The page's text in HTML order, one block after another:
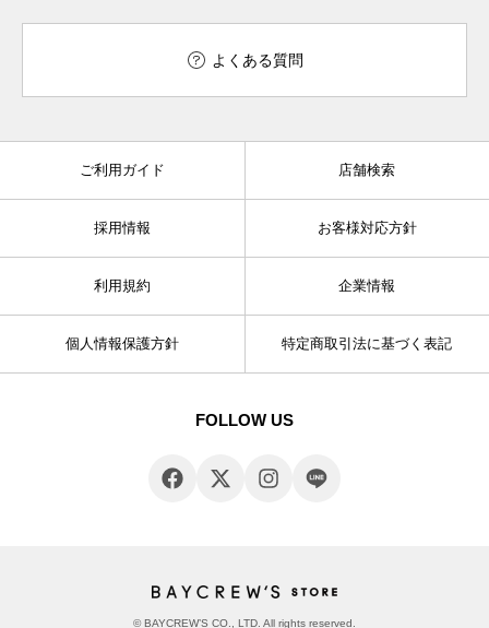
よくある質問
ご利用ガイド 店舗検索
採用情報 お客様対応方針
利用規約 企業情報
個人情報保護方針 特定商取引法に基づく表記
FOLLOW US
© BAYCREW’S CO., LTD. All rights reserved.